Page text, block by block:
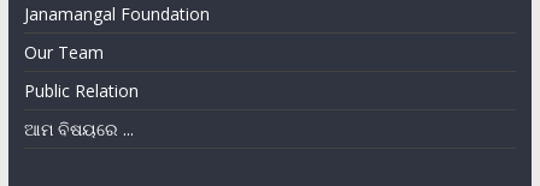
Janamangal Foundation
Our Team
Public Relation
ଆମ ବିଷୟରେ ...